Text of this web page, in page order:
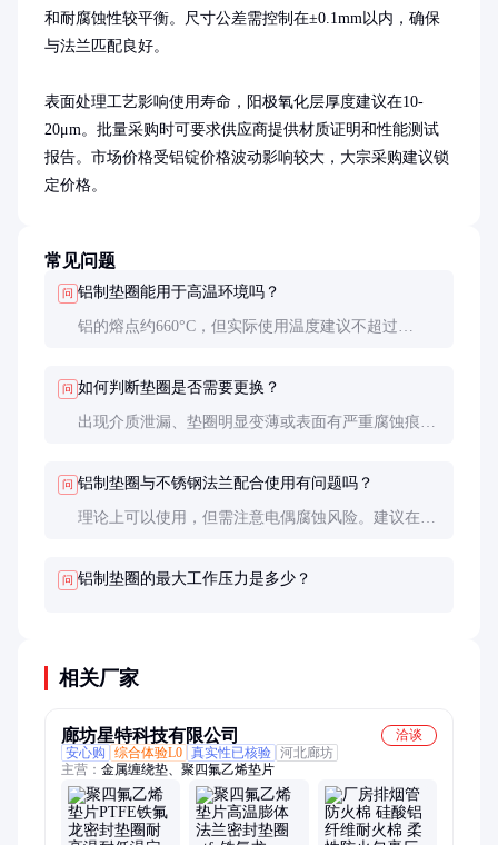
和耐腐蚀性较平衡。尺寸公差需控制在±0.1mm以内，确保
与法兰匹配良好。
表面处理工艺影响使用寿命，阳极氧化层厚度建议在10-
20μm。批量采购时可要求供应商提供材质证明和性能测试
报告。市场价格受铝锭价格波动影响较大，大宗采购建议锁
定价格。
常见问题
问 铝制垫圈能用于高温环境吗？
铝的熔点约660°C，但实际使用温度建议不超过
问 如何判断垫圈是否需要更换？
出现介质泄漏、垫圈明显变薄或表面有严重腐蚀痕迹
问 铝制垫圈与不锈钢法兰配合使用有问题吗？
理论上可以使用，但需注意电偶腐蚀风险。建议在垫
问 铝制垫圈的最大工作压力是多少？
相关厂家
廊坊星特科技有限公司
洽谈
安心购
综合体验L0 真实性已核验 河北廊坊
主营： 金属缠绕垫、聚四氟乙烯垫片